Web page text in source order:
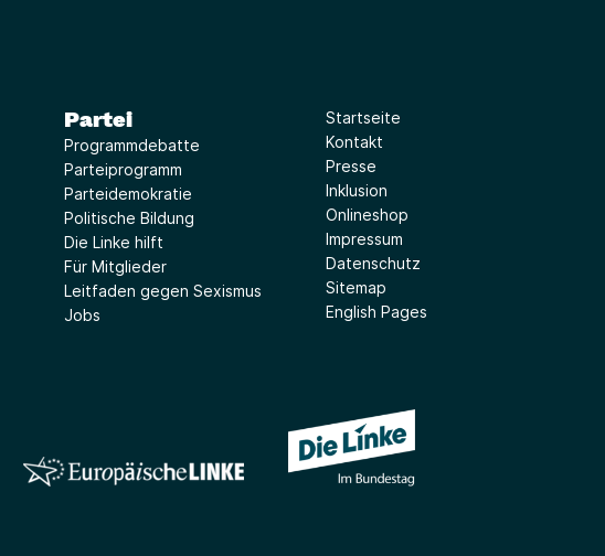
Partei
Programmdebatte
Parteiprogramm
Parteidemokratie
Politische Bildung
Die Linke hilft
Für Mitglieder
Leitfaden gegen Sexismus
Jobs
Startseite
Kontakt
Presse
Inklusion
Onlineshop
Impressum
Datenschutz
Sitemap
English Pages
(Link öffnet ein neues Fenster)